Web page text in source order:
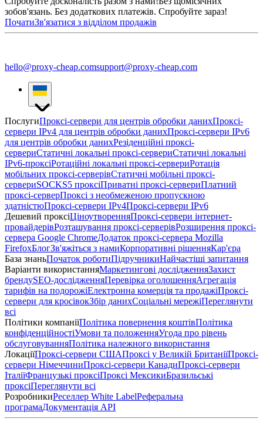
зобов'язань. Без додаткових платежів. Спробуйте зараз!
ПочатиЗв'язатися з відділом продажів
hello@proxy-cheap.comsupport@proxy-cheap.com
ПослугиПроксі-сервери для центрів обробки данихПроксі-
сервери IPv4 для центрів обробки данихПроксі-сервери IPv6
для центрів обробки данихРезіденційні проксі-
сервериСтатичні локальні проксі-сервериСтатичні локальні
IPv6-проксіРотаційні локальні проксі-сервериРотація
мобільних проксі-серверівСтатичні мобільні проксі-
сервериSOCKS5 проксіПриватні проксі-сервериПлатний
проксі-серверПроксі з необмеженою пропускною
здатністюПроксі-сервери IPv4Проксі-сервери IPv6
Дешевий проксіЦіноутворенняПроксі-сервери інтернет-
провайдерівРозташування проксі-серверівРозширення проксі-
сервера Google ChromeДодаток проксі-сервера Mozilla
FirefoxБлогЗв'яжіться з намиКорпоративні рішенняКар'єра
База знаньПочаток роботиПідручникиНайчастіші запитання
Варіанти використанняМаркетингові дослідженняЗахист
брендуSEO-дослідженняПеревірка оголошенняАгрегація
тарифів на подорожіЕлектронна комерція та продажіПроксі-
сервери для кросівокЗбір данихСоціальні мережіПереглянути
всі
Політики компаніїПолітика повернення коштівПолітика
конфіденційностіУмови та положенняУгода про рівень
обслуговуванняПолітика належного використання
ЛокаціїПроксі-сервери СШАПроксі у Великій БританіїПроксі-
сервери НімеччиниПроксі-сервери КанадиПроксі-сервери
ІталіїФранцузькі проксіПроксі МексикиБразильські
проксіПереглянути всі
РозробникиРеселлер White LabelРеферальна
програмаДокументація API